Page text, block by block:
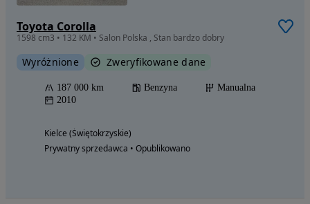
Toyota Corolla
1598 cm3 • 132 KM • Salon Polska , Stan bardzo dobry
Wyróżnione Zweryfikowane dane
187 000 km Benzyna
Manualna
2010
Kielce (Świętokrzyskie)
Prywatny sprzedawca • Opublikowano